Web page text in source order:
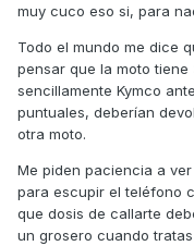
muy cuco eso si, para
Todo el mundo me dice
pensar que la moto tiene
sencillamente Kymco
puntuales, deberían
otra moto.
Me piden paciencia a
para escupir el teléfono
que dosis de callarte
un grosero cuando